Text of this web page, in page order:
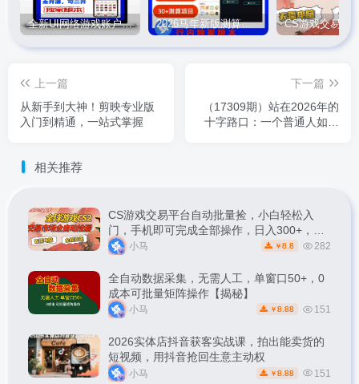
全新UI网络游戏账户交易平台系统 全开源版本 2026马年新版测算系统源码
上一篇
从新手到大神！剪映专业版
入门到精通，一站式掌握
下一篇
（17309期）站在2026年的
十字路口：一个普通人如何
相关推荐
CS游戏交易平台自动批量捡，小白轻松入
门，手机即可完成全部操作，日入300+，轻
松副业【揭秘】
小马 ￥ 8.8 282
全自动数据采集，无需人工，单窗口50+，0
成本可批量矩阵操作【揭秘】
小马 ￥ 8.88 151
2026实体店抖音获客实战课，拍出能卖货的
短视频，用抖音抢回生意主动权
小马 ￥ 8.88 151